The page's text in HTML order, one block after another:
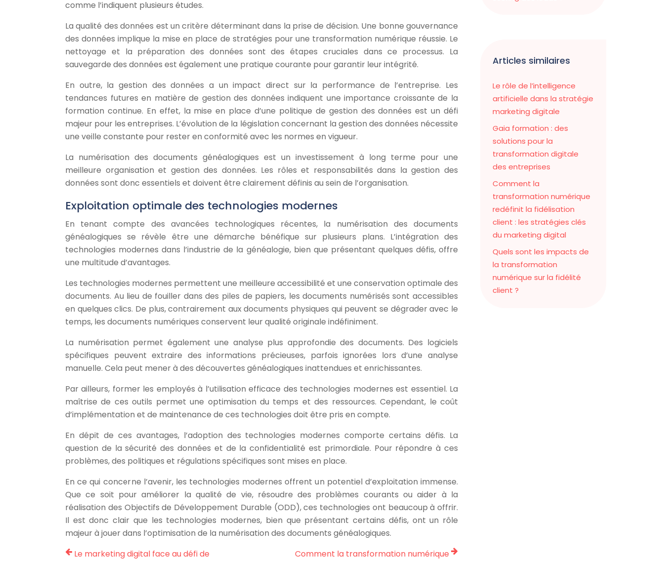
comme l’indiquent plusieurs études.
La qualité des données est un critère déterminant dans la prise de décision. Une bonne gouvernance
des données implique la mise en place de stratégies pour une transformation numérique réussie. Le
nettoyage et la préparation des données sont des étapes cruciales dans ce processus. La
sauvegarde des données est également une pratique courante pour garantir leur intégrité.
En outre, la gestion des données a un impact direct sur la performance de l’entreprise. Les
tendances futures en matière de gestion des données indiquent une importance croissante de la
formation continue. En effet, la mise en place d’une politique de gestion des données est un défi
majeur pour les entreprises. L’évolution de la législation concernant la gestion des données nécessite
une veille constante pour rester en conformité avec les normes en vigueur.
La numérisation des documents généalogiques est un investissement à long terme pour une
meilleure organisation et gestion des données. Les rôles et responsabilités dans la gestion des
données sont donc essentiels et doivent être clairement définis au sein de l’organisation.
Exploitation optimale des technologies modernes
En tenant compte des avancées technologiques récentes, la numérisation des documents
généalogiques se révèle être une démarche bénéfique sur plusieurs plans. L’intégration des
technologies modernes dans l’industrie de la généalogie, bien que présentant quelques défis, offre
une multitude d’avantages.
Les technologies modernes permettent une meilleure accessibilité et une conservation optimale des
documents. Au lieu de fouiller dans des piles de papiers, les documents numérisés sont accessibles
en quelques clics. De plus, contrairement aux documents physiques qui peuvent se dégrader avec le
temps, les documents numériques conservent leur qualité originale indéfiniment.
La numérisation permet également une analyse plus approfondie des documents. Des logiciels
spécifiques peuvent extraire des informations précieuses, parfois ignorées lors d’une analyse
manuelle. Cela peut mener à des découvertes généalogiques inattendues et enrichissantes.
Par ailleurs, former les employés à l’utilisation efficace des technologies modernes est essentiel. La
maîtrise de ces outils permet une optimisation du temps et des ressources. Cependant, le coût
d’implémentation et de maintenance de ces technologies doit être pris en compte.
En dépit de ces avantages, l’adoption des technologies modernes comporte certains défis. La
question de la sécurité des données et de la confidentialité est primordiale. Pour répondre à ces
problèmes, des politiques et régulations spécifiques sont mises en place.
En ce qui concerne l’avenir, les technologies modernes offrent un potentiel d’exploitation immense.
Que ce soit pour améliorer la qualité de vie, résoudre des problèmes courants ou aider à la
réalisation des Objectifs de Développement Durable (ODD), ces technologies ont beaucoup à offrir.
Il est donc clair que les technologies modernes, bien que présentant certains défis, ont un rôle
majeur à jouer dans l’optimisation de la numérisation des documents généalogiques.
Le marketing digital face au défi de
Comment la transformation numérique
Articles similaires
Le rôle de l’intelligence
artificielle dans la stratégie
marketing digitale
Gaia formation : des
solutions pour la
transformation digitale
des entreprises
Comment la
transformation numérique
redéfinit la fidélisation
client : les stratégies clés
du marketing digital
Quels sont les impacts de
la transformation
numérique sur la fidélité
client ?